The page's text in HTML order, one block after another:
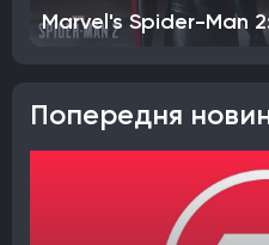
Marvel's Spider-Man
Попередня